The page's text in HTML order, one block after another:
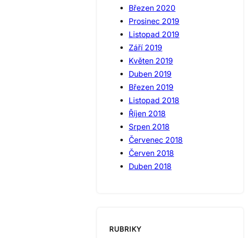
Březen 2020
Prosinec 2019
Listopad 2019
Září 2019
Květen 2019
Duben 2019
Březen 2019
Listopad 2018
Říjen 2018
Srpen 2018
Červenec 2018
Červen 2018
Duben 2018
RUBRIKY